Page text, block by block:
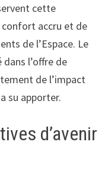
cette
confort accru et de
de l’Espace. Le
l’offre de
de l’impact
su apporter.
d’avenir